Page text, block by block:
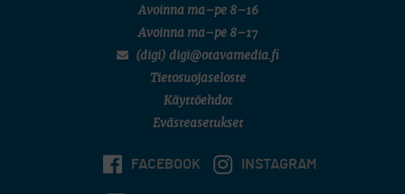
Avoinna ma–pe 8–16
Avoinna ma–pe 8–17
(digi) digi@otavamedia.fi
Tietosuojaseloste
Käyttöehdot
Evästeasetukset
FACEBOOK INSTAGRAM